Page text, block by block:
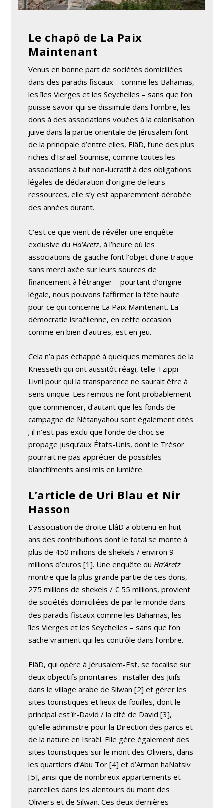
Le chapô de La Paix
Maintenant
Venus en bonne part de sociétés domiciliées
dans des paradis fiscaux – comme les Bahamas,
les îles Vierges et les Seychelles – sans que l’on
puisse savoir qui se dissimule dans l’ombre, les
dons à des associations vouées à la colonisation
juive dans la partie orientale de Jérusalem font
de la principale d’entre elles, ElâD, l’une des plus
riches d’Israël. Soumise, comme toutes les
associations à but non-lucratif à des obligations
légales de déclaration d’origine de leurs
ressources, elle s’y est apparemment dérobée
des années durant.
C’est ce que vient de révéler une enquête
exclusive du Ha’Aretz, à l’heure où les
associations de gauche font l’objet d’une traque
sans merci axée sur leurs sources de
financement à l’étranger – pourtant d’origine
légale, nous pouvons l’affirmer la tête haute
pour ce qui concerne La Paix Maintenant. La
démocratie israélienne, en cette occasion
comme en bien d’autres, est en jeu.
Cela n’a pas échappé à quelques membres de la
Knesseth qui ont aussitôt réagi, telle Tzippi
Livni pour qui la transparence ne saurait être à
sens unique. Les remous ne font probablement
que commencer, d’autant que les fonds de
campagne de Nétanyahou sont également cités
; il n’est pas exclu que l’onde de choc se
propage jusqu’aux États-Unis, dont le Trésor
pourrait ne pas apprécier de possibles
blanchîments ainsi mis en lumière.
L’article de Uri Blau et Nir
Hasson
L’association de droite ElâD a obtenu en huit
ans des contributions dont le total se monte à
plus de 450 millions de shekels / environ 9
millions d’euros [1]. Une enquête du Ha’Aretz
montre que la plus grande partie de ces dons,
275 millions de shekels / € 55 millions, provient
de sociétés domiciliées de par le monde dans
des paradis fiscaux comme les Bahamas, les
îles Vierges et les Seychelles – sans que l’on
sache vraiment qui les contrôle dans l’ombre.
ElâD, qui opère à Jérusalem-Est, se focalise sur
deux objectifs prioritaires : installer des Juifs
dans le village arabe de Silwan [2] et gérer les
sites touristiques et lieux de fouilles, dont le
principal est îr-David / la cité de David [3],
qu’elle administre pour la Direction des parcs et
de la nature en Israël. Elle gère également des
sites touristiques sur le mont des Oliviers, dans
les quartiers d’Abu Tor [4] et d’Armon haNatsiv
[5], ainsi que de nombreux appartements et
parcelles dans les alentours du mont des
Oliviers et de Silwan. Ces deux dernières